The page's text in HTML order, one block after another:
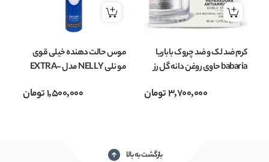
کرم ضد لک و ضد چروک باباریا
babaria حاوی روغن دانه گل رز
3,700,000تومان
موس حالت دهنده خیلی قوی
مو نلی NELLY مدل EXTRA-
1,500,000تومان
بازگشت به بالا